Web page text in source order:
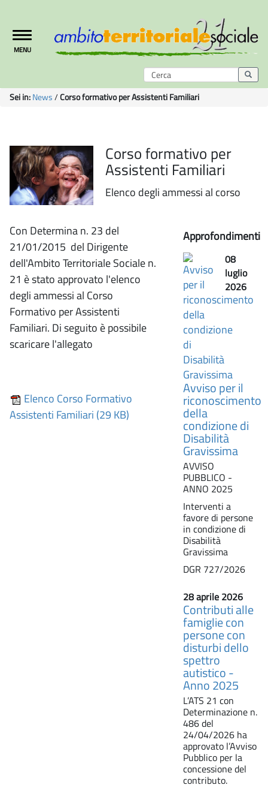
Toggle
navigation
MENU
Sei in:News/Corso formativo per Assistenti Familiari
Corso formativo per
Assistenti Familiari
Elenco degli ammessi al corso
Con Determina n. 23 del
21/01/2015 del Dirigente
dell'Ambito Territoriale Sociale n.
21 è stato approvato l'elenco
degli ammessi al Corso
Formativo per Assistenti
Familiari. Di seguito è possibile
scaricare l'allegato
Elenco Corso Formativo
Assistenti Familiari (29 KB)
Approfondimenti
08
luglio
2026
Avviso per il
riconoscimento
della
condizione di
Disabilità
Gravissima
AVVISO
PUBBLICO -
ANNO 2025
Interventi a
favore di persone
in condizione di
Disabilità
Gravissima
DGR 727/2026
28 aprile 2026
Contributi alle
famiglie con
persone con
disturbi dello
spettro
autistico -
Anno 2025
L’ATS 21 con
Determinazione n.
486 del
24/04/2026 ha
approvato l’Avviso
Pubblico per la
concessione del
contributo.